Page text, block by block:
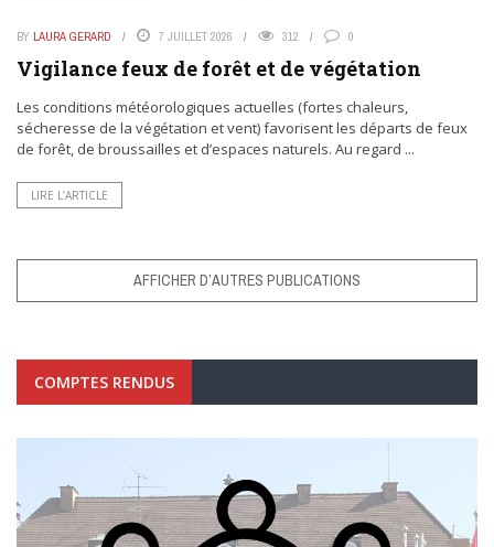
BY LAURA GERARD 7 JUILLET 2026 312 0
Vigilance feux de forêt et de végétation
Les conditions météorologiques actuelles (fortes chaleurs,
sécheresse de la végétation et vent) favorisent les départs de feux
de forêt, de broussailles et d’espaces naturels. Au regard ...
LIRE L’ARTICLE
AFFICHER D’AUTRES PUBLICATIONS
COMPTES RENDUS